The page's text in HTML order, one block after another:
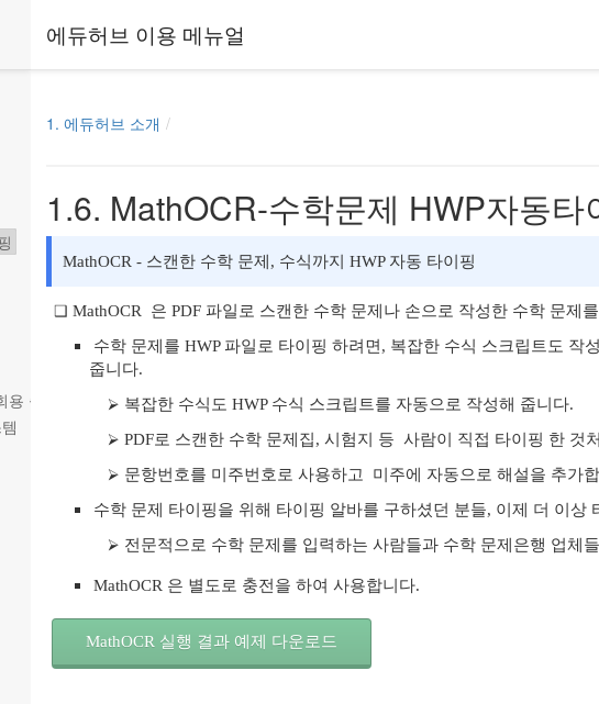
에듀허브 이용 메뉴얼
출입 확인
1. 에듀허브 소개
1.6. MathOCR-수학문제 HWP자동타
MathOCR - 스캔한 수학 문제, 수식까지 HWP 자동 타이핑
MathOCR 은 PDF 파일로 스캔한 수학 문제나 손으로 작성한 수학 문제
수학 문제를 HWP 파일로 타이핑 하려면, 복잡한 수식 스크립트도 작
줍니다.
복잡한 수식도 HWP 수식 스크립트를 자동으로 작성해 줍니다.
PDF로 스캔한 수학 문제집, 시험지 등 사람이 직접 타이핑 한 것
문항번호를 미주번호로 사용하고 미주에 자동으로 해설을 추가
수학 문제 타이핑을 위해 타이핑 알바를 구하셨던 분들, 이제 더 이상
전문적으로 수학 문제를 입력하는 사람들과 수학 문제은행 업체
MathOCR 은 별도로 충전을 하여 사용합니다.
MathOCR 실행 결과 예제 다운로드